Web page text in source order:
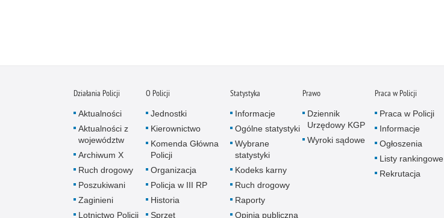
Działania Policji
Aktualności
Aktualności z
województw
Archiwum X
Ruch drogowy
Poszukiwani
Zaginieni
Lotnictwo Policji
O Policji
Jednostki
Kierownictwo
Komenda Główna
Policji
Organizacja
Policja w III RP
Historia
Sprzęt
Statystyka
Informacje
Ogólne statystyki
Wybrane
statystyki
Kodeks karny
Ruch drogowy
Raporty
Opinia publiczna
Prawo
Dziennik
Urzędowy KGP
Wyroki sądowe
Praca w Policji
Praca w Policji
Informacje
Ogłoszenia
Listy rankingowe
Rekrutacja